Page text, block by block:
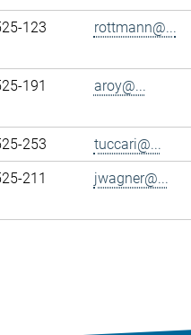
123 rottmann@...
191 aroy@...
253
tuccari@...
211 jwagner@...